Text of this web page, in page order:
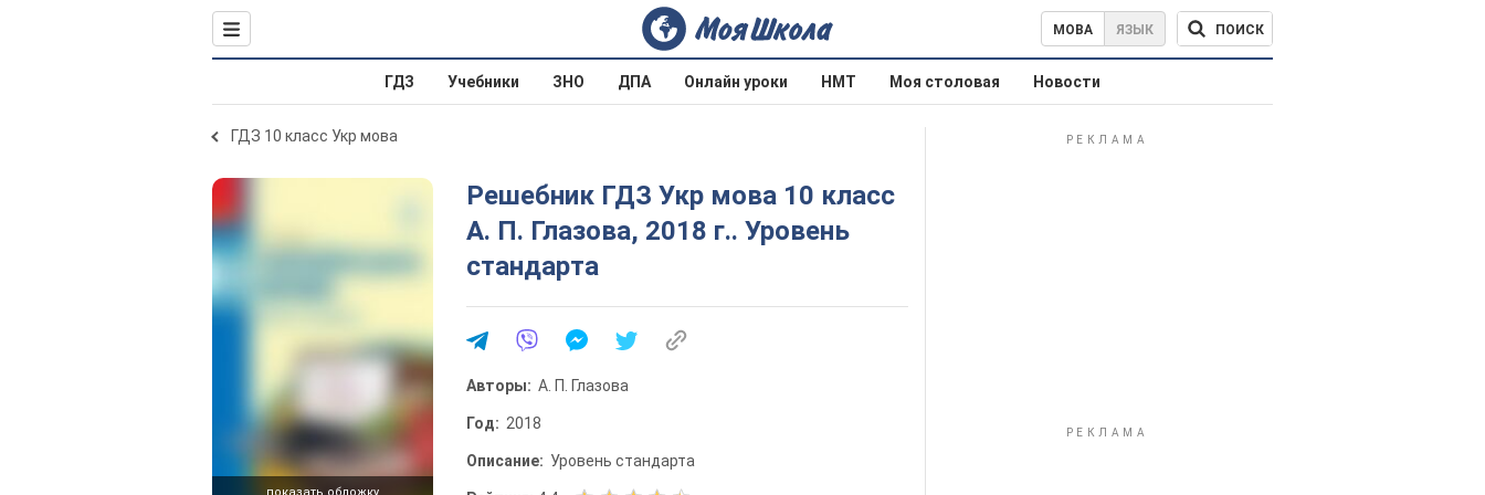
МОВА ЯЗЫК ПОИСК
ГДЗ Учебники ЗНО ДПА Онлайн уроки НМТ Моя столовая Новости
ГДЗ 10 класс Укр мова
Решебник ГДЗ Укр мова 10 класс
А. П. Глазова, 2018 г.. Уровень
стандарта
Авторы: А. П. Глазова
Год: 2018
Описание: Уровень стандарта